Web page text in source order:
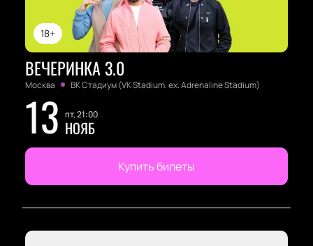
18+
ВЕЧЕРИНКА 3.0
Москва ВК Стадиум (VK Stadium. ex. Adrenaline Stadium)
13 пт, 21:00
НОЯБ
Купить билеты